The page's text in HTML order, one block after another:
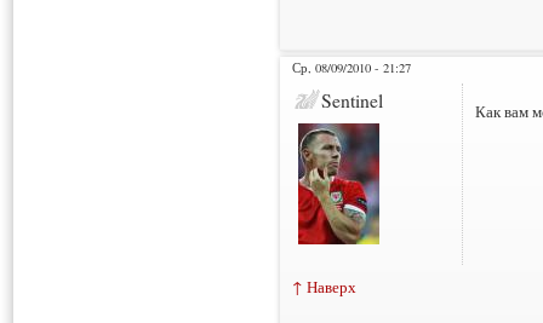
Ср, 08/09/2010 - 21:27
Sentinel Как вам
↑ Наверх